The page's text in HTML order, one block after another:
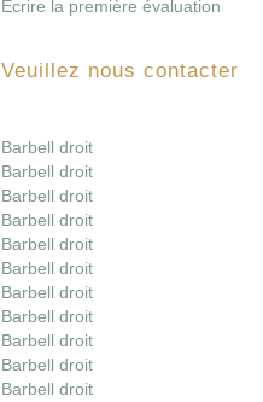
Écrire la première évaluation
Veuillez nous contacter
Barbell droit
Barbell droit
Barbell droit
Barbell droit
Barbell droit
Barbell droit
Barbell droit
Barbell droit
Barbell droit
Barbell droit
Barbell droit